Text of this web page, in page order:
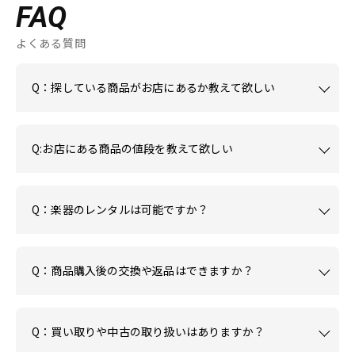
FAQ
よくある質問
Q：探している商品がお店にあるか教えて欲しい
Q:お店にある商品の値段を教えて欲しい
Q：楽器のレンタルは可能ですか？
Q：商品購入後の交換や返品はできますか？
Q：買い取りや中古の取り扱いはありますか？